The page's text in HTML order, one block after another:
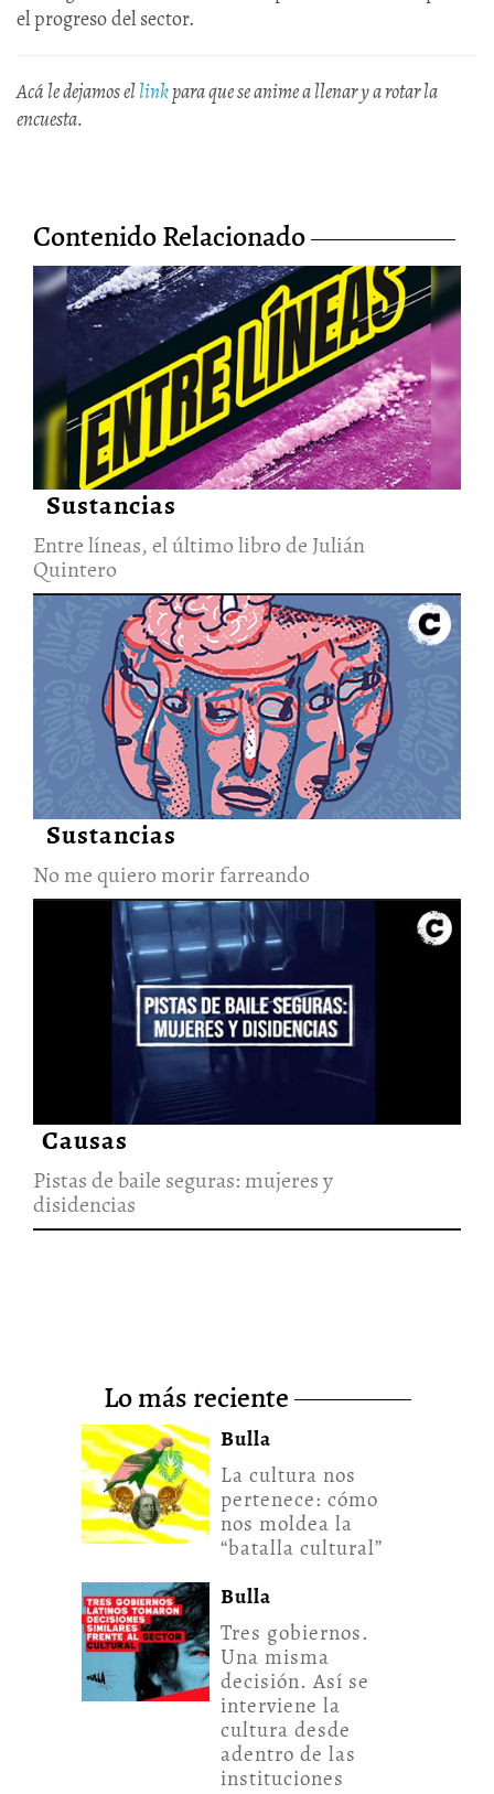
el progreso del sector.
Acá le dejamos ellinkpara que se anime a llenar y a rotar la
encuesta.
Contenido Relacionado
Entre líneas, el último libro de
Julián Quintero
Sustancias
Entre líneas, el último libro de Julián
Quintero
No me quiero morir farreando
24/Oct/2022
Sustancias
No me quiero morir farreando
Pistas de baile seguras: mujeres
y disidencias
4/Ene/2022
Causas
Pistas de baile seguras: mujeres y
disidencias
lo más reciente
Bulla
La cultura nos
pertenece: cómo
nos moldea la
“batalla cultural”
Bulla
Tres gobiernos.
Una misma
decisión. Así se
interviene la
cultura desde
adentro de las
instituciones